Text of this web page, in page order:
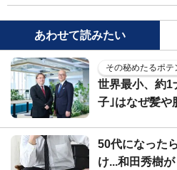
あわせて読みたい
その秘めたるポテ
世界最小、約1
子｣はなぜ髪や
50代になった
け...和田秀樹